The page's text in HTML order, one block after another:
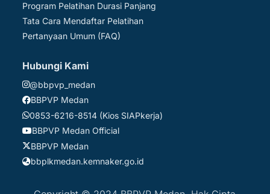
Program Pelatihan Durasi Panjang
Tata Cara Mendaftar Pelatihan
Pertanyaan Umum (FAQ)
Hubungi Kami
@bbpvp_medan
BBPVP Medan
0853-6216-8514 (Kios SIAPkerja)
BBPVP Medan Official
BBPVP Medan
bbplkmedan.kemnaker.go.id